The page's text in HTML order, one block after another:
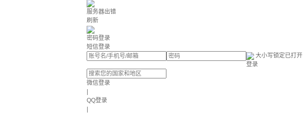
服务器出错
刷新
密码登录
短信登录
大小写锁定已打开
登录
微信登录
QQ登录